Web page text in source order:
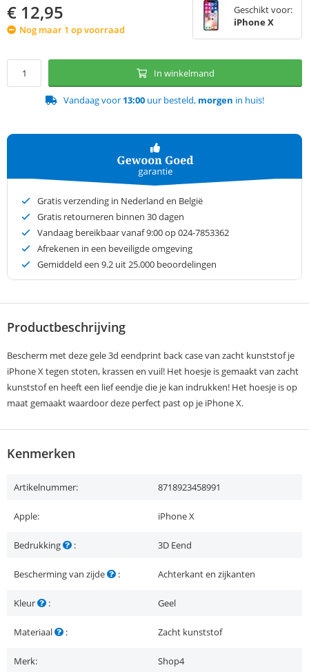
€ 12,95
Nog maar 1 op voorraad
Geschikt voor:
iPhone X
In winkelmand
Vandaag voor 13:00uur besteld, morgen in huis!
Gratis verzending in Nederland en België
Gratis retourneren binnen 30 dagen
Vandaag bereikbaar vanaf 9:00 op 024-7853362
Afrekenen in een beveiligde omgeving
Gemiddeld een 9.2 uit 25.000 beoordelingen
Productbeschrijving
Bescherm met deze gele 3d eendprint back case van zacht kunststof je
iPhone X tegen stoten, krassen en vuil! Het hoesje is gemaakt van zacht
kunststof en heeft een lief eendje die je kan indrukken! Het hoesje is op
maat gemaakt waardoor deze perfect past op je iPhone X.
Kenmerken
Artikelnummer: 8718923458991
Apple: iPhone X
Bedrukking : 3D Eend
Bescherming van zijde : Achterkant en zijkanten
Kleur : Geel
Materiaal : Zacht kunststof
Merk: Shop4